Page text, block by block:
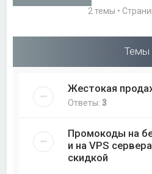
2 темы •
Темы
Жестокая
Ответы:3
Промокоды на
и на VPS
скидкой